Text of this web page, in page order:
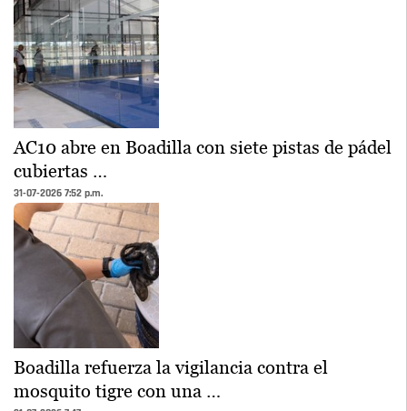
AC10 abre en Boadilla con siete pistas de pádel
cubiertas …
31-07-2026 7:52 p.m.
Boadilla refuerza la vigilancia contra el
mosquito tigre con una …